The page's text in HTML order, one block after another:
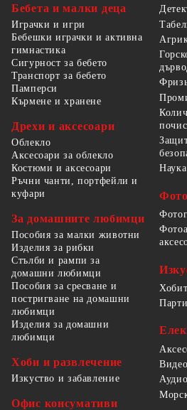
Бебета и малки деца
Играчки и игри
Бебешки играчки и активна
гимнастика
Сигурност за бебето
Транспорт за бебето
Памперси
Кърмене и хранене
Дрехи и аксесоари
Облекло
Аксесоари за облекло
Костюми и аксесоари
Ръчни чанти, портфейли и
куфари
За домашните любимци
Пособия за малки животни
Изделия за рибки
Стълби и рампи за
домашни любимци
Пособия за сресване и
постригване на домашни
любимци
Изделия за домашни
любимци
Хоби и развлечение
Изкуство и забавление
Офис консумативи
Видео
Аудио